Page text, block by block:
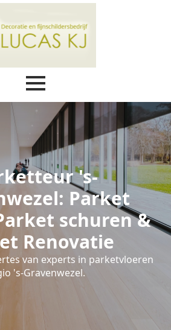
's-
Parket
schuren &
Renovatie
van experts in parketvloeren
's-Gravenwezel.